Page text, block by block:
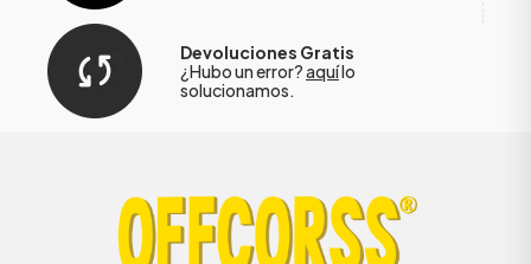
Devoluciones Gratis
¿Hubo un error?aquílo
solucionamos.